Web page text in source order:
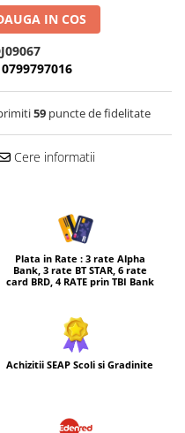
IN COS
0799797016
59puncte de fidelitate
Cere informatii
Plata in Rate : 3 rate Alpha
Bank, 3 rate BT STAR, 6 rate
card BRD, 4 RATE prin TBI Bank
Achizitii SEAP Scoli si Gradinite